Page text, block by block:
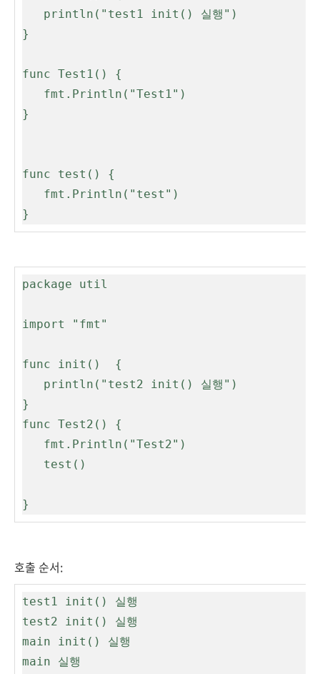
}
func Test1() {
}
func test() {
}
package util
import "fmt"
func init()  {
}
func Test2() {
}
호출 순서:
test1 init() 실행
test2 init() 실행
main init() 실행
main 실행